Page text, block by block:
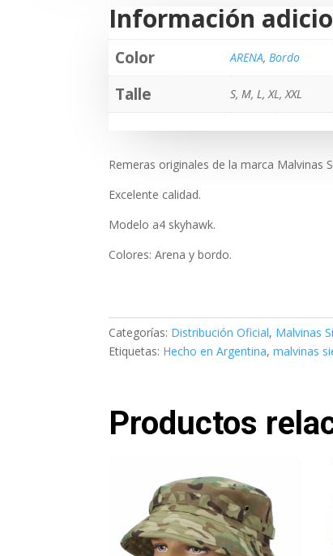
Información
Color ARENA, Bordo
Talle S, M, L, XL, XXL
Remeras originales de la marca Malvinas
Excelente calidad.
Modelo a4 skyhawk.
Colores: Arena y bordo.
Categorías: Distribución Oficial, Malvinas
Etiquetas: Hecho en Argentina,malvinas
Productos